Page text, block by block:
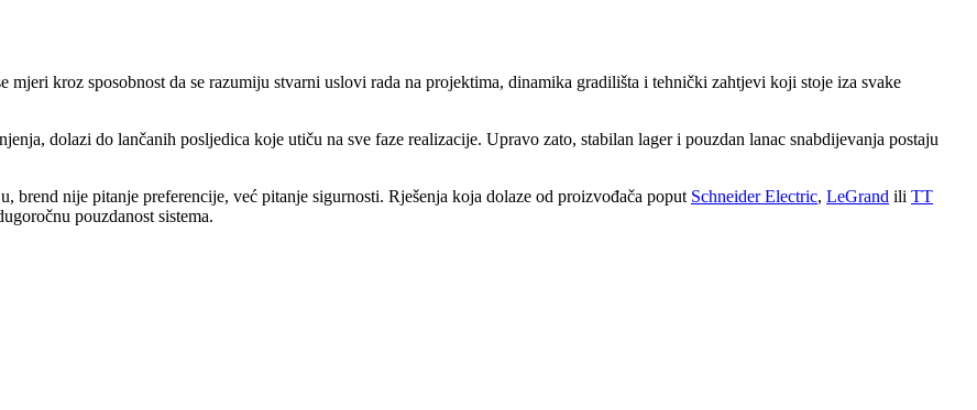
mjeri kroz sposobnost da se razumiju stvarni uslovi rada na projektima, dinamika gradilišta i tehnički zahtjevi koji stoje iza svake
dolazi do lančanih posljedica koje utiču na sve faze realizacije. Upravo zato, stabilan lager i pouzdan lanac snabdijevanja postaju
brend nije pitanje preferencije, već pitanje sigurnosti. Rješenja koja dolaze od proizvođača poput Schneider Electric, LeGrand ili TT
pouzdanost sistema.